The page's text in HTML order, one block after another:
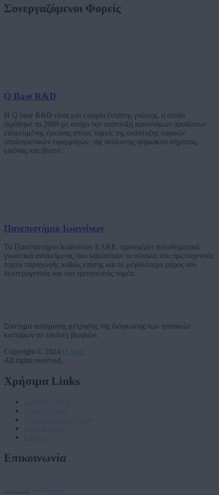
Συνεργαζόμενοι Φορείς
Q Base R&D
Η Q base R&D είναι μια εταιρία έντασης γνώσης, η οποία
ιδρύθηκε το 2009 με στόχο την ανάπτυξη καινοτόμων προϊόντων
ειδικευμένης έρευνας στους τομείς της ανάπτυξης ευφυών
υπολογιστικών εφαρμογών, της ανάλυσης ψηφιακού σήματος,
εικόνας και βίντεο.
Πανεπιστήμιο Ιωαννίνων
Το Πανεπιστήμιο Ιωαννίνων ΕΛΚΕ, προσφέρει πολυθεματικά
γνωστικά αντικείμενα, που καλύπτουν το σύνολο του πρωτογενούς
τομέα παραγωγής καθώς επίσης και το μεγαλύτερο μέρος του
δευτερογενούς και του τριτογενούς τομέα.
Σύστημα αυτόματης μέτρησης της διόγκωσης των ηπατικών
κυττάρων σε εικόνες βιοψιών.
Copyright © 2024 Q base.
All rights reserved.
Χρήσιμα Links
Επικοινωνία